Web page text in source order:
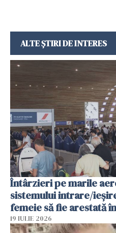
ALTE ȘTIRI DE INTERES
Întârzieri pe marile
sistemului intrare/
femeie să fie arestată
19 IULIE 2026